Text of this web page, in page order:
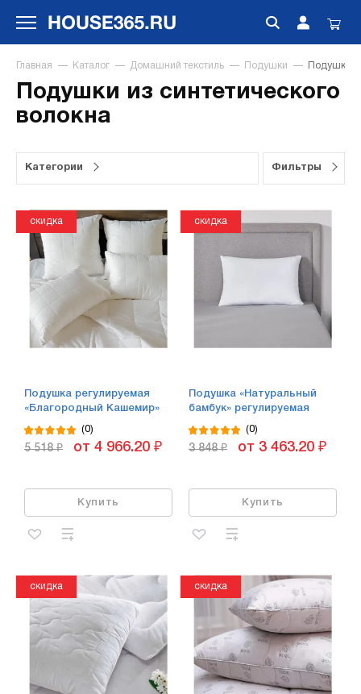
Главная Каталог Домашний текстиль Подушки Подушки
Подушки из синтетического
волокна
Категории Фильтры
скидка
Подушка регулируемая
«Благородный Кашемир»
(0)
5 518 ₽ от 4 966.20 ₽
Купить
скидка
Подушка «Натуральный
бамбук» регулируемая
(0)
3 848 ₽ от 3 463.20 ₽
Купить
скидка скидка